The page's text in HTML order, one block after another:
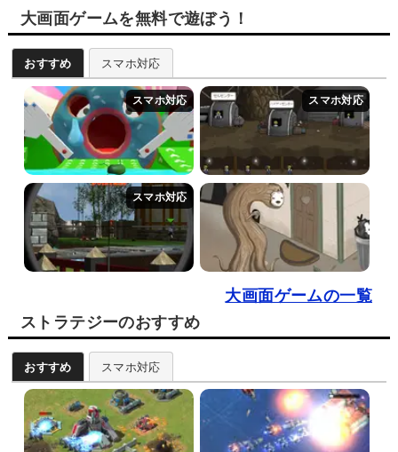
大画面ゲームを無料で遊ぼう！
おすすめ スマホ対応
大画面ゲームの一覧
ストラテジーのおすすめ
おすすめ スマホ対応